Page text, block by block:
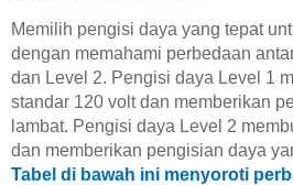
Memilih pengisi daya yang tepat
dengan memahami perbedaan
dan Level 2. Pengisi daya Level 1
standar 120 volt dan memberikan
lambat. Pengisi daya Level 2
dan memberikan pengisian daya
Tabel di bawah ini menyoroti